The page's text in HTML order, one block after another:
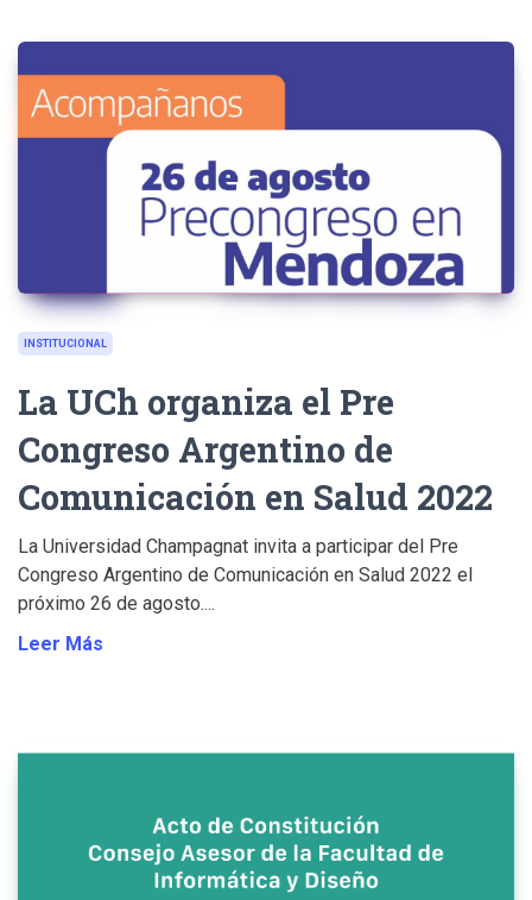
INSTITUCIONAL
La UCh organiza el Pre
Congreso Argentino de
Comunicación en Salud 2022
La Universidad Champagnat invita a participar del Pre
Congreso Argentino de Comunicación en Salud 2022 el
próximo 26 de agosto....
Leer Más